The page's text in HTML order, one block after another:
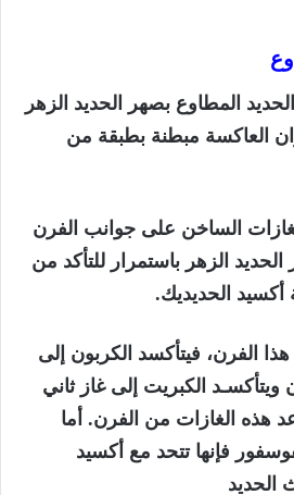
المطاوع بصهر الحديد الزهر
العاكسة مبطنة بطبقة من
الساخن على جوانب الفرن
الزهر باستمرار للتأكد من
أكسيد الحديديك.
الفرن، فيتأكسد الكربون إلى
ويتأكسـد الكبريت إلى غاز ثاني
هذه الغازات من الفرن. أما
فإنها تتحد مع أكسيد
الحديد